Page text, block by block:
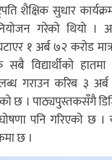
शैक्षिक सुधार
गरेको थियो ।
१ अर्ब ७२ करोड
विद्यार्थीको
गराउन करिब ३
छ । पाठ्यपुस्तकसँगै
पनि गरिएको छ ।
छ ।